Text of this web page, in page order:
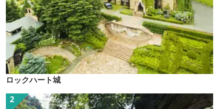
ロックハート城